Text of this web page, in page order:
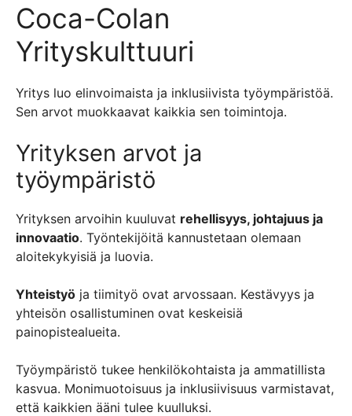
Coca-Colan
Yrityskulttuuri
Yritys luo elinvoimaista ja inklusiivista työympäristöä.
Sen arvot muokkaavat kaikkia sen toimintoja.
Yrityksen arvot ja
työympäristö
Yrityksen arvoihin kuuluvat rehellisyys, johtajuus ja
innovaatio. Työntekijöitä kannustetaan olemaan
aloitekykyisiä ja luovia.
Yhteistyö ja tiimityö ovat arvossaan. Kestävyys ja
yhteisön osallistuminen ovat keskeisiä
painopistealueita.
Työympäristö tukee henkilökohtaista ja ammatillista
kasvua. Monimuotoisuus ja inklusiivisuus varmistavat,
että kaikkien ääni tulee kuulluksi.